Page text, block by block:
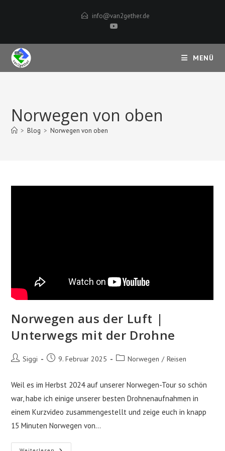
info@van2gether.de
MENÜ
Norwegen von oben
> Blog > Norwegen von oben
Norwegen aus der Luft |
Unterwegs mit der Drohne
Beitrags-
Siggi
Beitrag9. Februar 2025
Beitrags-
Norwegen / Reisen
Weil es im Herbst 2024 auf unserer Norwegen-Tour so schön
war, habe ich einige unserer besten Drohnenaufnahmen in
einem Kurzvideo zusammengestellt und zeige euch in knapp
15 Minuten Norwegen von…